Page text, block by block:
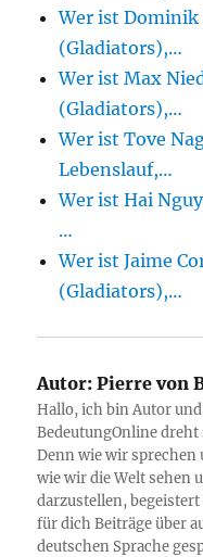
Wer ist Dominik
(Gladiators),…
Wer ist Max
(Gladiators),…
Wer ist Tove
Lebenslauf,…
Wer ist Hai
…
Wer ist Jaime
(Gladiators),…
Autor: Pierre von
Hallo, ich bin Autor
BedeutungOnline dreht
Denn wie wir
wie wir die Welt sehen
darzustellen,
für dich Beiträge über
deutschen Sprache